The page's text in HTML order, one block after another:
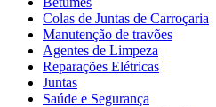
Colas de Juntas de Carroçaria
Manutenção de travões
Agentes de Limpeza
Reparações Elétricas
Juntas
Saúde e Segurança